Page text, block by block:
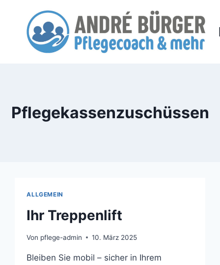
springen
Pflegekassenzuschüssen
ALLGEMEIN
Ihr Treppenlift
Von pflege-admin 10. März 2025
Bleiben Sie mobil – sicher in Ihrem